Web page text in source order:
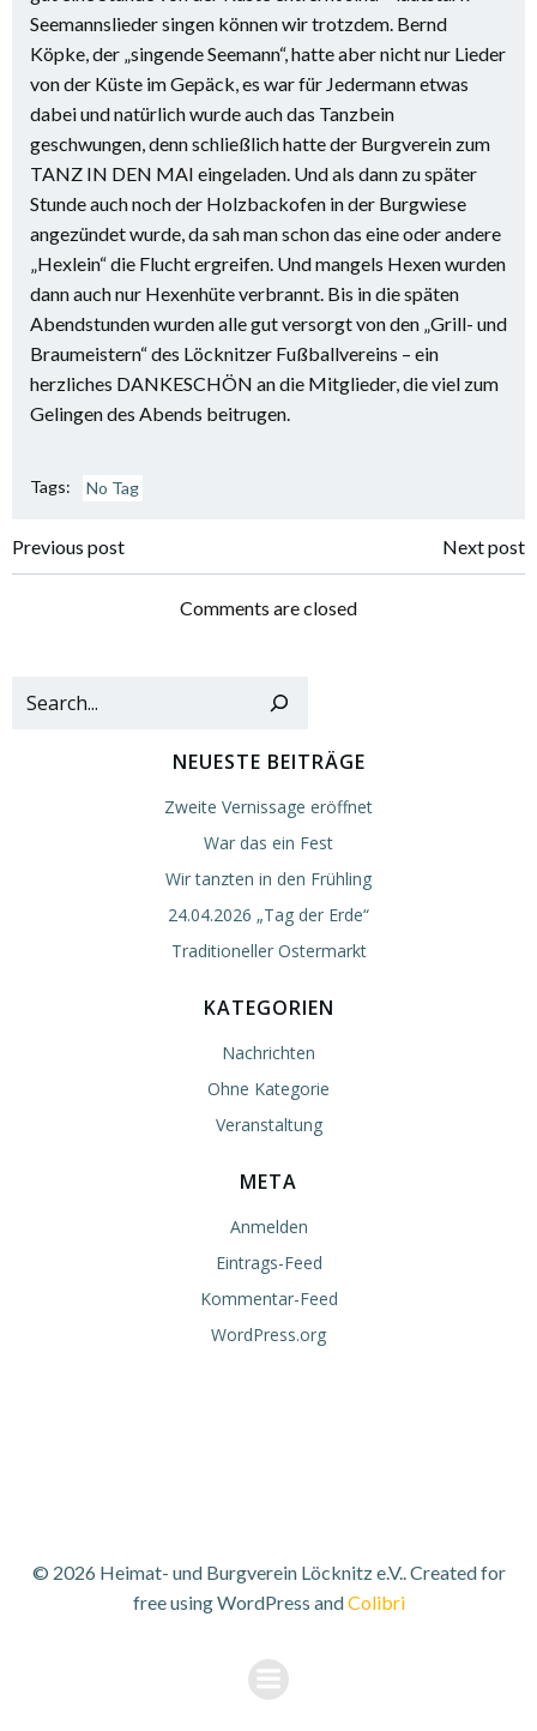
Seemannslieder singen können wir trotzdem. Bernd
Köpke, der „singende Seemann“, hatte aber nicht nur Lieder
von der Küste im Gepäck, es war für Jedermann etwas
dabei und natürlich wurde auch das Tanzbein
geschwungen, denn schließlich hatte der Burgverein zum
TANZ IN DEN MAI eingeladen. Und als dann zu später
Stunde auch noch der Holzbackofen in der Burgwiese
angezündet wurde, da sah man schon das eine oder andere
„Hexlein“ die Flucht ergreifen. Und mangels Hexen wurden
dann auch nur Hexenhüte verbrannt. Bis in die späten
Abendstunden wurden alle gut versorgt von den „Grill- und
Braumeistern“ des Löcknitzer Fußballvereins – ein
herzliches DANKESCHÖN an die Mitglieder, die viel zum
Gelingen des Abends beitrugen.
Tags: No Tag
Post
navigation
Previous post
navigation
Next post
Comments are closed
NEUESTE BEITRÄGE
Zweite Vernissage eröffnet
War das ein Fest
Wir tanzten in den Frühling
24.04.2026 „Tag der Erde“
Traditioneller Ostermarkt
KATEGORIEN
Nachrichten
Ohne Kategorie
Veranstaltung
META
Anmelden
Eintrags-Feed
Kommentar-Feed
WordPress.org
© 2026 Heimat- und Burgverein Löcknitz e.V.. Created for
free using WordPress andColibri